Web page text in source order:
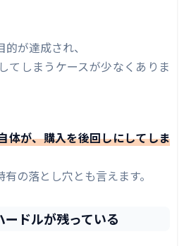
が達成され、
てしまうケースが少なくありま
体が、購入を後回しにしてしま
の落とし穴とも言えます。
ドルが残っている